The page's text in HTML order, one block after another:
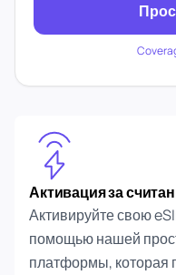
Активация за
Активируйте свою
помощью нашей
платформы, которая